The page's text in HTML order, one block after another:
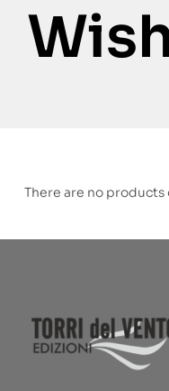
There are no products